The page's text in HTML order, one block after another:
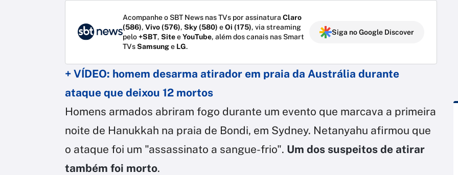
Acompanhe o SBT News nas TVs por assinatura Claro
(586), Vivo (576), Sky (580) eOi (175), via streaming
pelo+SBT, SiteeYouTube, além dos canais nas Smart
TVsSamsunge LG.
Siga no Google Discover
+ VÍDEO: homem desarma atirador em praia da Austrália durante
ataque que deixou 12 mortos
Homens armados abriram fogo durante um evento que marcava a primeira
noite de Hanukkah na praia de Bondi, em Sydney. Netanyahu afirmou que
o ataque foi um "assassinato a sangue-frio". Um dos suspeitos de atirar
também foi morto.